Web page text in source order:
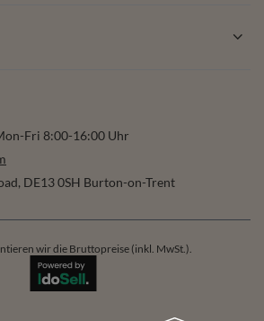
Fri 8:00-16:00 Uhr
, DE13 0SH Burton-on-Trent
wir die Bruttopreise (inkl. MwSt.).